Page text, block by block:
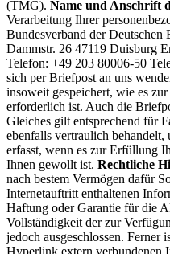
(TMG). Name und Anschrift
Verarbeitung Ihrer
Bundesverband der
Dammstr. 26 47119 Duisburg
Telefon: +49 203 80006-50
sich per Briefpost an uns
insoweit gespeichert, wie es
erforderlich ist. Auch die
Gleiches gilt entsprechend für
ebenfalls vertraulich
erfasst, wenn es zur Erfüllung
Ihnen gewollt ist. Rechtliche
nach bestem Vermögen dafür
Internetauftritt enthaltenen
Haftung oder Garantie für die
Vollständigkeit der zur
jedoch ausgeschlossen.